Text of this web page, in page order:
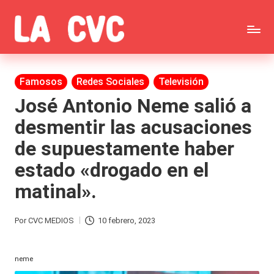
Saltar
al
contenido
C
o
p
u
c
h
a
s
y
ar
Todas
las
noticias
de
la
farándula,
Realitys,
Tierra
Gran
Publicada
en
Famosos Redes Sociales Televisión
José Antonio Neme salió a
desmentir las acusaciones
de supuestamente haber
estado «drogado en el
matinal».
Publicado
PorCVC MEDIOS 10 febrero, 2023
neme